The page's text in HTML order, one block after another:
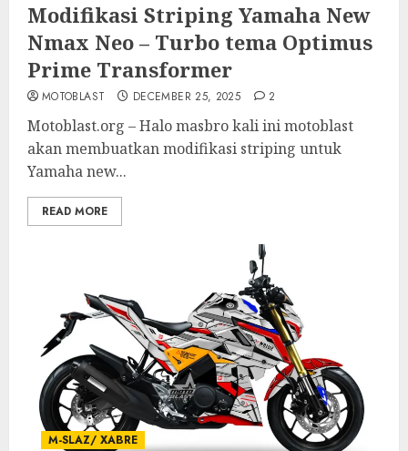
Modifikasi Striping Yamaha New
Nmax Neo – Turbo tema Optimus
Prime Transformer
MOTOBLAST DECEMBER 25, 2025 2
Motoblast.org – Halo masbro kali ini motoblast
akan membuatkan modifikasi striping untuk
Yamaha new...
READ MORE
M-SLAZ/ XABRE